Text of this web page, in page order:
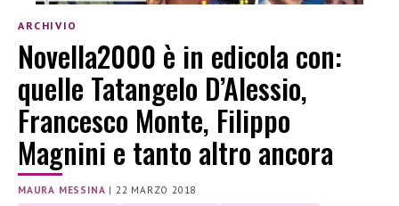
ARCHIVIO
Novella2000 è in edicola con:
quelle Tatangelo D’Alessio,
Francesco Monte, Filippo
Magnini e tanto altro ancora
MAURA MESSINA | 22 MARZO 2018